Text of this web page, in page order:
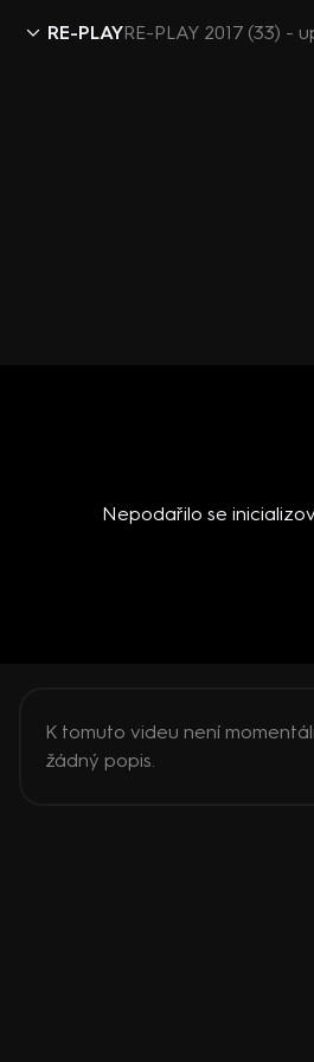
RE-PLAYRE-PLAY 2017 (33) -
Nepodařilo se
K tomuto videu není
žádný popis.